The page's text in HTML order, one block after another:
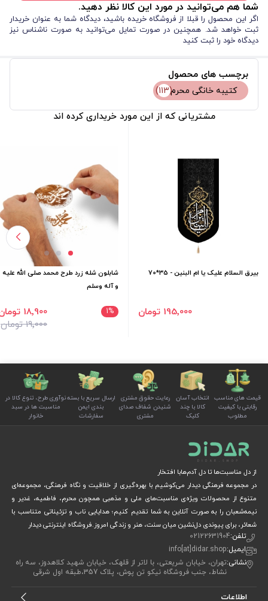
شما هم می‌توانید در مورد این کالا نظر دهید.
اگر این محصول را قبلا از فروشگاه خریده باشید، دیدگاه شما به عنوان خریدار
ثبت خواهد شد. همچنین در صورت تمایل می‌توانید به صورت ناشناس نیز
دیدگاه خود را ثبت کنید
برچسب های محصول
کتیبه خانگی محرم(113)
مشتریانی که از این مورد خریداری کرده اند
بیرق السلام علیک یا ام البنین - 35*70
195٬000 تومان
شابلون شله زرد طرح محمد صلی الله علیه
و آله وسلم
1%
19٬000 تومان
18٬900 تومان
قیمت های مناسب
رقابتی با کیفیت
مطلوب
انتخاب آسان
کالا با چند
کلیک
رعایت حقوق مشتری
شنیدن شفاف صدای
مشتری
ارسال سریع با بسته
بندی ایمن
سفارشات
نوآوری طرح، تنوع کالا در
مناسبت ها در سبد
خانوار
از دل مناسبت‌ها تا دل آدم‌هابا افتخار
در مجموعه فرهنگی دیدار می‌کوشیم با بهره‌گیری از خلاقیت و نگاه فرهنگی، مجموعه‌ای
متنوع از محصولات ویژه‌ی مناسبت‌های ملی و مذهبی همچون محرم، فاطمیه، غدیر و
نیمه‌شعبان را به صورت آنلاین به شما تقدیم کنیم؛ هدایایی ناب و تزئیناتی متناسب با
شعائر، برای پیوندی دل‌نشین میان سنت، هنر و زندگی امروز.فروشگاه اینترنتی دیدار
تلفن:02122631904
ایمیل:info[at]didar.shop
نشانی:تهران، خیابان شریعتی، با لاتر از قلهک، خیابان شهید کلاهدوز، سه راه
نشاط، جنب فروشگاه نیکو تن پوش، پلاک 357،طبقه اول شرقی
اطلاعات